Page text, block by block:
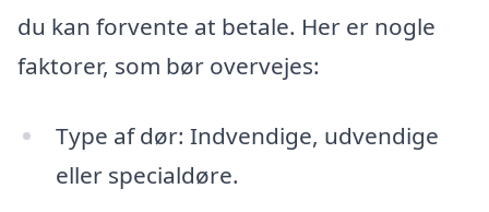
du kan forvente at betale. Her er nogle
faktorer, som bør overvejes:
Type af dør: Indvendige, udvendige
eller specialdøre.